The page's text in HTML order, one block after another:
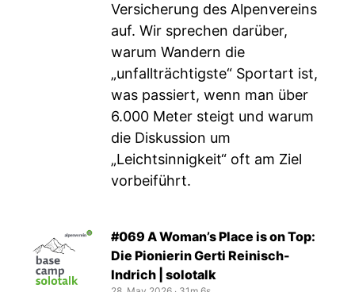
Versicherung des Alpenvereins
auf. Wir sprechen darüber,
warum Wandern die
„unfallträchtigste“ Sportart ist,
was passiert, wenn man über
6.000 Meter steigt und warum
die Diskussion um
„Leichtsinnigkeit“ oft am Ziel
vorbeiführt.
#069 A Woman’s Place is on Top:
Die Pionierin Gerti Reinisch-
Indrich | solotalk